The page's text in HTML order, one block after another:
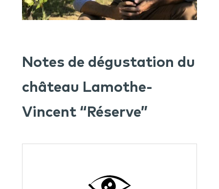
Notes de dégustation du
château Lamothe-
Vincent “Réserve”